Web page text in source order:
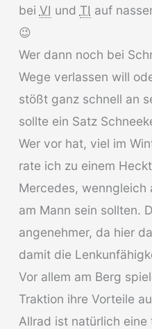
bei VI und TI auf
😉
Wer dann noch bei
Wege verlassen will
stößt ganz schnell an
sollte ein Satz
Wer vor hat, viel im
rate ich zu einem
Mercedes, wenngleich
am Mann sein sollten.
angenehmer, da hier
damit die
Vor allem am Berg
Traktion ihre Vorteile
Allrad ist natürlich eine